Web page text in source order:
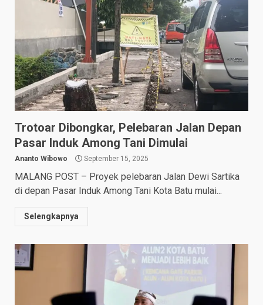
Trotoar Dibongkar, Pelebaran Jalan Depan
Pasar Induk Among Tani Dimulai
Ananto Wibowo September 15, 2025
MALANG POST – Proyek pelebaran Jalan Dewi Sartika
di depan Pasar Induk Among Tani Kota Batu mulai...
Selengkapnya